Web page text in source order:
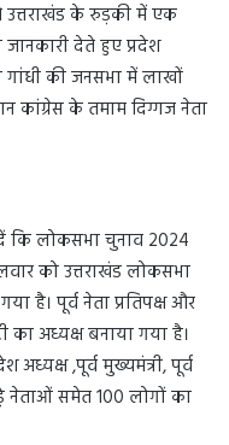
उत्तराखंड के रुड़की में एक
देते हुए प्रदेश
गांधी की जनसभा में लाखों
कांग्रेस के तमाम दिग्गज नेता
कि लोकसभा चुनाव 2024
को उत्तराखंड लोकसभा
है। पूर्व नेता प्रतिपक्ष और
का अध्यक्ष बनाया गया है।
अध्यक्ष ,पूर्व मुख्यमंत्री, पूर्व
नेताओं समेत 100 लोगों का